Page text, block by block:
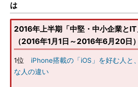
は
2016年上半期「中堅・中小企業と
（2016年1月1日～2016年6月20日）
1位 iPhone搭載の「iOS」を好む人と
な人の違い